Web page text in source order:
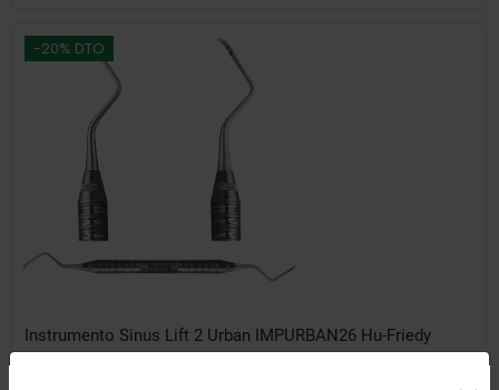
-20% DTO
Instrumento Sinus Lift 2 Urban IMPURBAN26 Hu-Friedy